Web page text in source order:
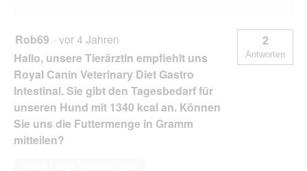
Rob69 · vor 4 Jahren
Hallo, unsere Tierärztin empfiehlt uns
Royal Canin Veterinary Diet Gastro
Intestinal. Sie gibt den Tagesbedarf für
unseren Hund mit 1340 kcal an. Können
Sie uns die Futtermenge in Gramm
mitteilen?
2
Antworten